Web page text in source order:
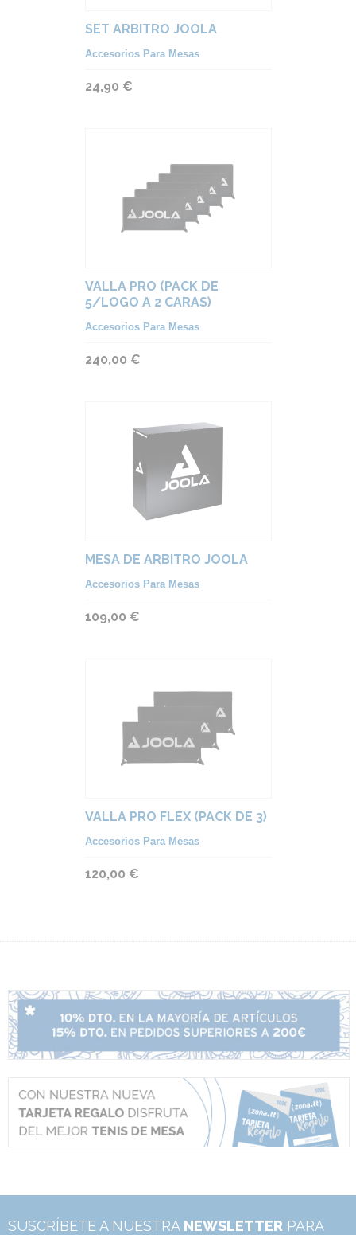
SET ARBITRO JOOLA
Accesorios Para Mesas
24,90 €
VALLA PRO (PACK DE
5/LOGO A 2 CARAS)
Accesorios Para Mesas
240,00 €
MESA DE ARBITRO JOOLA
Accesorios Para Mesas
109,00 €
VALLA PRO FLEX (PACK DE 3)
Accesorios Para Mesas
120,00 €
SUSCRÍBETE A NUESTRA NEWSLETTER PARA